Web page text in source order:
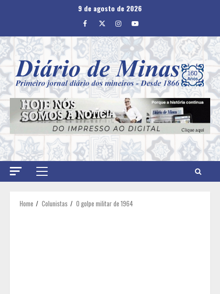
9 de agosto de 2026
Facebook
TwitterInstagram
Youtube
Primary
Home Colunistas O golpe militar de 1964